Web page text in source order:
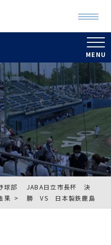
球部
果
JABA日立市長杯 決
勝 VS 日本製鉄鹿島